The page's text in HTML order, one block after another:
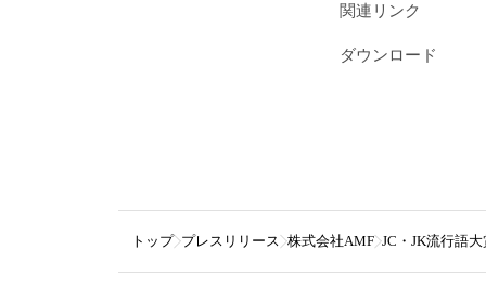
関連リンク
ダウンロード
トップ プレスリリース 株式会社AMF JC・JK流行語